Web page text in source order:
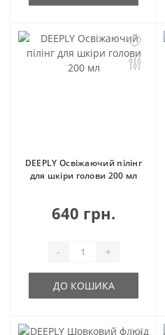
DEEPLY Освіжаючий пілінг
для шкіри голови 200 мл
640 грн.
- +
ДО КОШИКА